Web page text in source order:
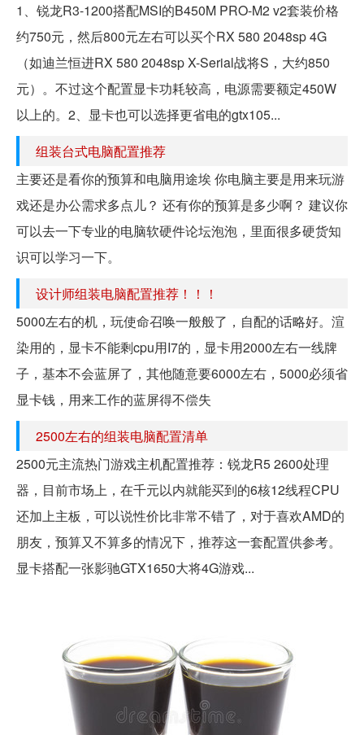
1、锐龙R3-1200搭配MSI的B450M PRO-M2 v2套装价格
约750元，然后800元左右可以买个RX 580 2048sp 4G
（如迪兰恒进RX 580 2048sp X-Serial战将S，大约850
元）。不过这个配置显卡功耗较高，电源需要额定450W
以上的。2、显卡也可以选择更省电的gtx105...
组装台式电脑配置推荐
主要还是看你的预算和电脑用途埃 你电脑主要是用来玩游
戏还是办公需求多点儿？ 还有你的预算是多少啊？ 建议你
可以去一下专业的电脑软硬件论坛泡泡，里面很多硬货知
识可以学习一下。
设计师组装电脑配置推荐！！！
5000左右的机，玩使命召唤一般般了，自配的话略好。渲
染用的，显卡不能剩cpu用I7的，显卡用2000左右一线牌
子，基本不会蓝屏了，其他随意要6000左右，5000必须省
显卡钱，用来工作的蓝屏得不偿失
2500左右的组装电脑配置清单
2500元主流热门游戏主机配置推荐：锐龙R5 2600处理
器，目前市场上，在千元以内就能买到的6核12线程CPU
还加上主板，可以说性价比非常不错了，对于喜欢AMD的
朋友，预算又不算多的情况下，推荐这一套配置供参考。
显卡搭配一张影驰GTX1650大将4G游戏...